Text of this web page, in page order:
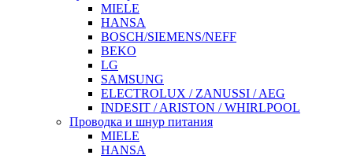
MIELE
HANSA
BOSCH/SIEMENS/NEFF
BEKO
LG
SAMSUNG
ELECTROLUX / ZANUSSI / AEG
INDESIT / ARISTON / WHIRLPOOL
Проводка и шнур питания
MIELE
HANSA